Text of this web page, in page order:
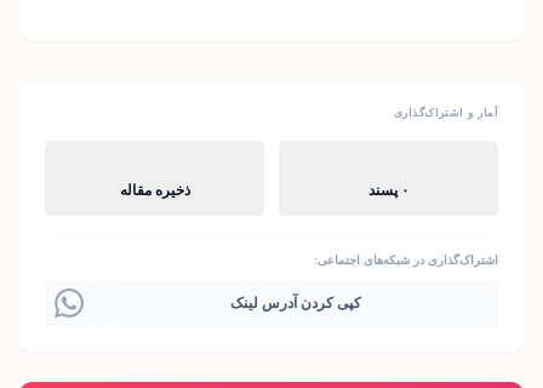
آمار و اشتراک‌گذاری
۰ پسند ذخیره مقاله
اشتراک‌گذاری در شبکه‌های اجتماعی:
کپی کردن آدرس لینک